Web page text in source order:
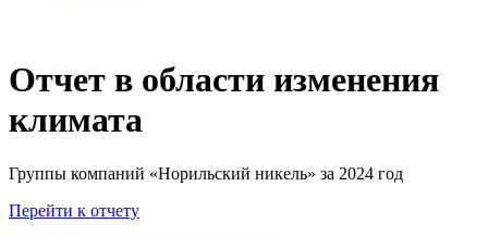
Отчет в области изменения
климата
Группы компаний «Норильский никель» за 2024 год
Перейти к отчету